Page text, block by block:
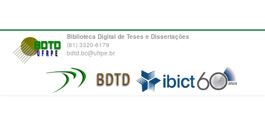
Biblioteca Digital de Teses e Dissertações
(81) 3320-6179
bdtd.bc@ufrpe.br